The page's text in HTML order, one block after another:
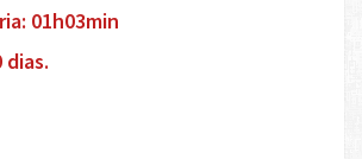
01h03min
dias.